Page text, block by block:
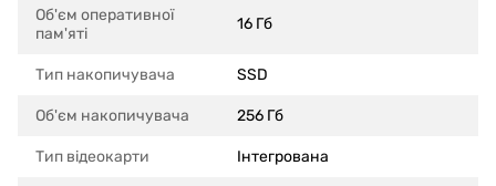
Об'єм оперативної
пам'яті
16 Гб
Тип накопичувача SSD
Об'єм накопичувача 256 Гб
Тип відеокарти Інтегрована